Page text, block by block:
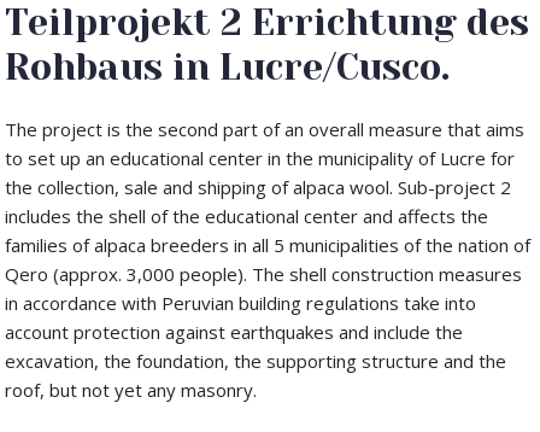
Teilprojekt 2 Errichtung des
Rohbaus in Lucre/Cusco.
The project is the second part of an overall measure that aims
to set up an educational center in the municipality of Lucre for
the collection, sale and shipping of alpaca wool. Sub-project 2
includes the shell of the educational center and affects the
families of alpaca breeders in all 5 municipalities of the nation of
Qero (approx. 3,000 people). The shell construction measures
in accordance with Peruvian building regulations take into
account protection against earthquakes and include the
excavation, the foundation, the supporting structure and the
roof, but not yet any masonry.